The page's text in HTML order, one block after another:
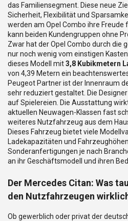
das Familiensegment. Diese neue
Sicherheit, Flexibilität und
werden am Opel Combo ihre Freude
kann beiden Kundengruppen ohne
Zwar hat der Opel Combo durch die
nur noch wenig vom einstigen
dieses Modell mit3,8 Kubikmetern
von 4,39 Metern ein
Peugeot Partner ist der Innenraum
sehr reduziert gestaltet. Die
auf Spielereien. Die Ausstattung
aktuellen Neuwagen-Klassen fast
weiteres Nutzfahrzeug aus dem
Dieses Fahrzeug bietet viele
Ladekapazitäten und
Sonderanfertigungen je nach
an ihr Geschäftsmodell und ihren
Der Mercedes Citan: Was
den Nutzfahrzeugen
Ob gewerblich oder privat der